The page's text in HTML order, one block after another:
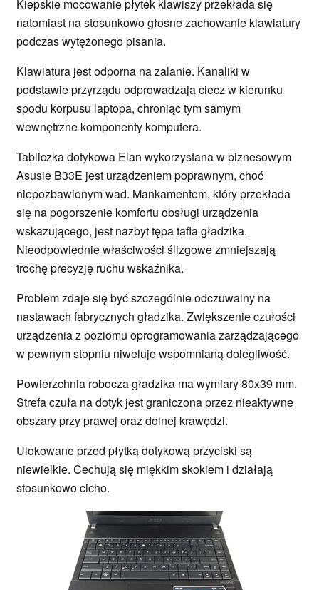
Kiepskie mocowanie płytek klawiszy przekłada się
natomiast na stosunkowo głośne zachowanie klawiatury
podczas wytężonego pisania.
Klawiatura jest odporna na zalanie. Kanaliki w
podstawie przyrządu odprowadzają ciecz w kierunku
spodu korpusu laptopa, chroniąc tym samym
wewnętrzne komponenty komputera.
Tabliczka dotykowa Elan wykorzystana w biznesowym
Asusie B33E jest urządzeniem poprawnym, choć
niepozbawionym wad. Mankamentem, który przekłada
się na pogorszenie komfortu obsługi urządzenia
wskazującego, jest nazbyt tępa tafla gładzika.
Nieodpowiednie właściwości ślizgowe zmniejszają
trochę precyzję ruchu wskaźnika.
Problem zdaje się być szczególnie odczuwalny na
nastawach fabrycznych gładzika. Zwiększenie czułości
urządzenia z poziomu oprogramowania zarządzającego
w pewnym stopniu niweluje wspomnianą dolegliwość.
Powierzchnia robocza gładzika ma wymiary 80x39 mm.
Strefa czuła na dotyk jest graniczona przez nieaktywne
obszary przy prawej oraz dolnej krawędzi.
Ulokowane przed płytką dotykową przyciski są
niewielkie. Cechują się miękkim skokiem i działają
stosunkowo cicho.